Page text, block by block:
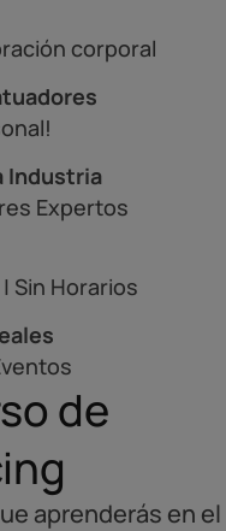
corporal
Industria
Expertos
Sin Horarios
de
aprenderás en el